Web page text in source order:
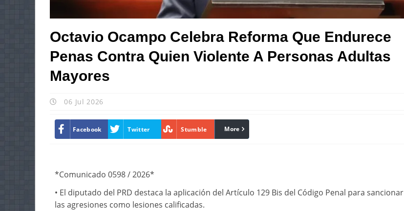
Octavio Ocampo Celebra Reforma Que Endurece
Penas Contra Quien Violente A Personas Adultas
Mayores
06 Jul 2026
Facebook Twitter Stumble linkedin
More
*Comunicado 0598 / 2026*
•⁠ ⁠El diputado del PRD destaca la aplicación del Artículo 129 Bis del Código Penal para sancionar
las agresiones como lesiones calificadas.